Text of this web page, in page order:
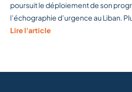
poursuit le déploiement de son
l’échographie d’urgence au Liban.
Lire l'article